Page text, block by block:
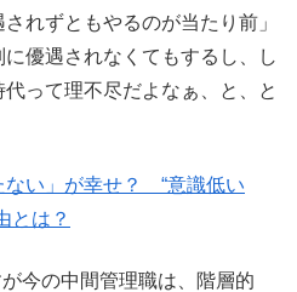
れずともやるのが当たり前」
優遇されなくてもするし、し
って理不尽だよなぁ、と、と
ない」が幸せ？ “意識低い
とは？
今の中間管理職は、階層的